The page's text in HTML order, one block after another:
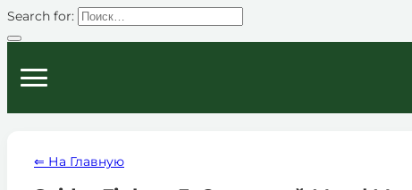
Search for:
⇐ На Главную